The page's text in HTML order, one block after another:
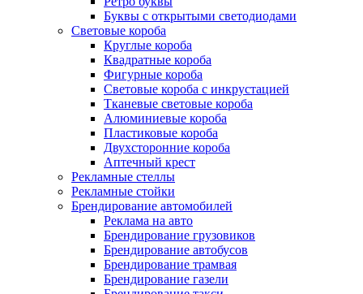
Буквы с открытыми светодиодами
Световые короба
Круглые короба
Квадратные короба
Фигурные короба
Световые короба с инкрустацией
Тканевые световые короба
Алюминиевые короба
Пластиковые короба
Двухсторонние короба
Аптечный крест
Рекламные стеллы
Рекламные стойки
Брендирование автомобилей
Реклама на авто
Брендирование грузовиков
Брендирование автобусов
Брендирование трамвая
Брендирование газели